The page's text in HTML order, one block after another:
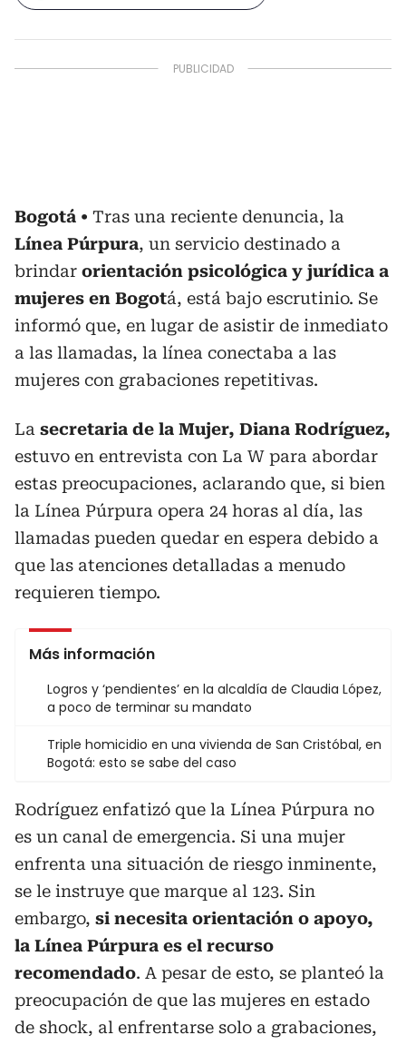
Bogotá
Tras una reciente denuncia, la
Línea Púrpura, un servicio destinado a
brindar orientación psicológica y jurídica a
mujeres en Bogotá, está bajo escrutinio. Se
informó que, en lugar de asistir de inmediato
a las llamadas, la línea conectaba a las
mujeres con grabaciones repetitivas.
La secretaria de la Mujer, Diana Rodríguez,
estuvo en entrevista con La W para abordar
estas preocupaciones, aclarando que, si bien
la Línea Púrpura opera 24 horas al día, las
llamadas pueden quedar en espera debido a
que las atenciones detalladas a menudo
requieren tiempo.
Más información
Logros y ‘pendientes’ en la alcaldía de Claudia López,
a poco de terminar su mandato
Triple homicidio en una vivienda de San Cristóbal, en
Bogotá: esto se sabe del caso
Rodríguez enfatizó que la Línea Púrpura no
es un canal de emergencia. Si una mujer
enfrenta una situación de riesgo inminente,
se le instruye que marque al 123. Sin
embargo, si necesita orientación o apoyo,
la Línea Púrpura es el recurso
recomendado. A pesar de esto, se planteó la
preocupación de que las mujeres en estado
de shock, al enfrentarse solo a grabaciones,